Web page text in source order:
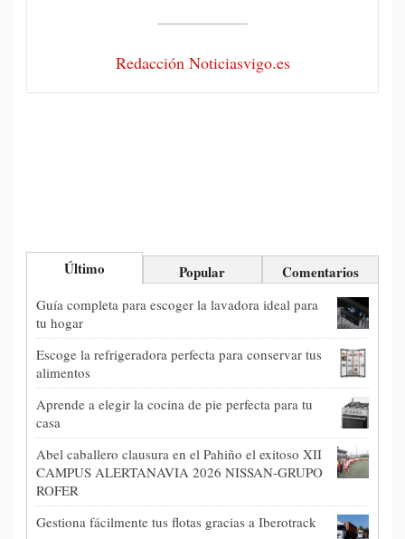
Redacción Noticiasvigo.es
Último Popular Comentarios
Guía completa para escoger la lavadora ideal para
tu hogar
Escoge la refrigeradora perfecta para conservar tus
alimentos
Aprende a elegir la cocina de pie perfecta para tu
casa
Abel caballero clausura en el Pahiño el exitoso XII
CAMPUS ALERTANAVIA 2026 NISSAN-GRUPO
ROFER
Gestiona fácilmente tus flotas gracias a Iberotrack